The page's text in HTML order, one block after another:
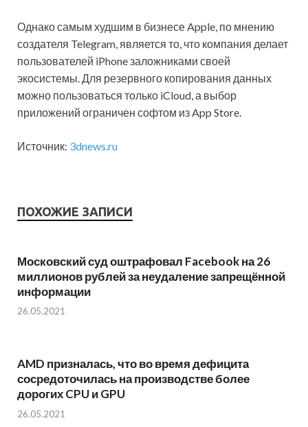
Однако самым худшим в бизнесе Apple, по мнению
создателя Telegram, является то, что компания делает
пользователей iPhone заложниками своей
экосистемы. Для резервного копирования данных
можно пользоваться только iCloud, а выбор
приложений ограничен софтом из App Store.
Источник: 3dnews.ru
ПОХОЖИЕ ЗАПИСИ
Московский суд оштрафовал Facebook на 26
миллионов рублей за неудаление запрещённой
информации
26.05.2021
AMD призналась, что во время дефицита
сосредоточилась на производстве более
дорогих CPU и GPU
26.05.2021